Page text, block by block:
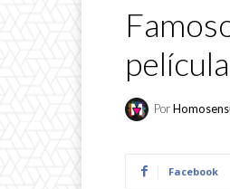
Por
Facebook